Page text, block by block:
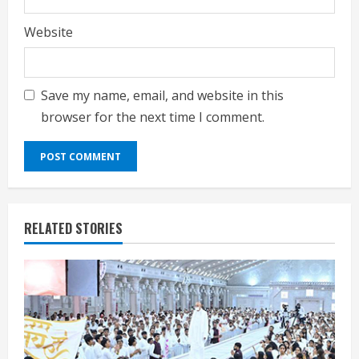
Website
Save my name, email, and website in this
browser for the next time I comment.
RELATED STORIES